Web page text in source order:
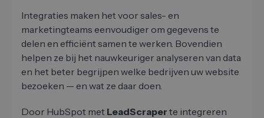
Integraties maken het voor sales- en
marketingteams eenvoudiger om gegevens te
delen en efficiënt samen te werken. Bovendien
helpen ze bij het nauwkeuriger analyseren van data
en het beter begrijpen welke bedrijven uw website
bezoeken — en wat ze daar doen.
Door HubSpot met LeadScraper te integreren